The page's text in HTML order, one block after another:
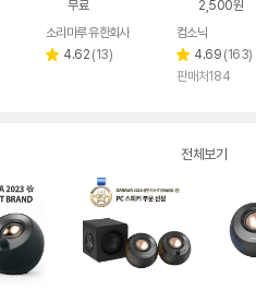
무료
소리마루 유한회사
별 4.62 리
(13)
2,500원
컴소닉
별
점
4.69 리
뷰
(163)
판매처184
전체보기